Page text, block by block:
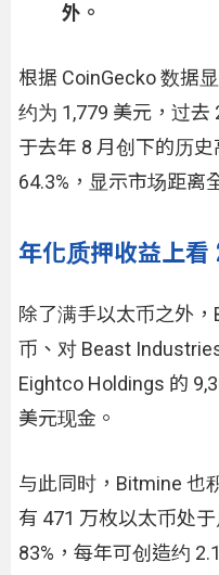
外。
根据 CoinGecko 数据
约为 1,779 美元，过去
于去年 8 月创下的历
64.3%，显示市场距离
年化质押收益上看
除了满手以太币之外
币、对 Beast
Eightco Holdings 的
美元现金。
与此同时，Bitmine 也
有 471 万枚以太币处
83%，每年可创造约